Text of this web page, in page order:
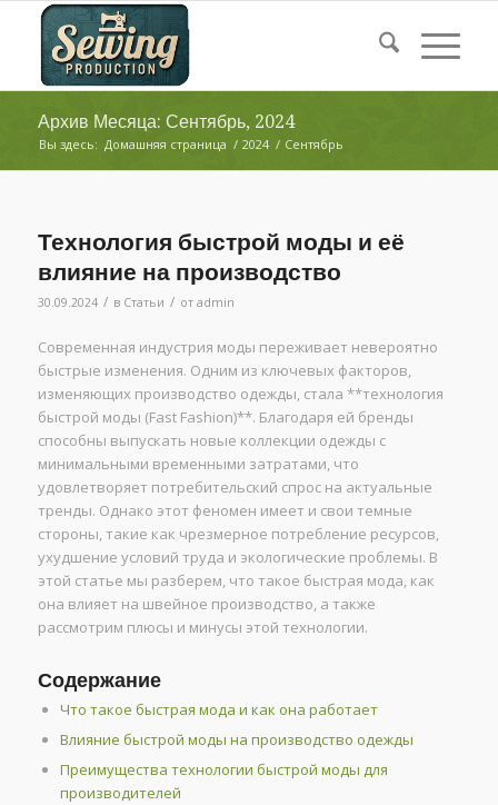
Архив Месяца: Сентябрь, 2024
Вы здесь: Домашняя страница / 2024 / Сентябрь
Технология быстрой моды и её
влияние на производство
30.09.2024 / в Статьи / от admin
Современная индустрия моды переживает невероятно
быстрые изменения. Одним из ключевых факторов,
изменяющих производство одежды, стала **технология
быстрой моды (Fast Fashion)**. Благодаря ей бренды
способны выпускать новые коллекции одежды с
минимальными временными затратами, что
удовлетворяет потребительский спрос на актуальные
тренды. Однако этот феномен имеет и свои темные
стороны, такие как чрезмерное потребление ресурсов,
ухудшение условий труда и экологические проблемы. В
этой статье мы разберем, что такое быстрая мода, как
она влияет на швейное производство, а также
рассмотрим плюсы и минусы этой технологии.
Содержание
Что такое быстрая мода и как она работает
Влияние быстрой моды на производство одежды
Преимущества технологии быстрой моды для
производителей